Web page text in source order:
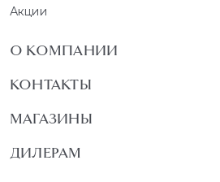
Акции
О КОМПАНИИ
КОНТАКТЫ
МАГАЗИНЫ
ДИЛЕРАМ